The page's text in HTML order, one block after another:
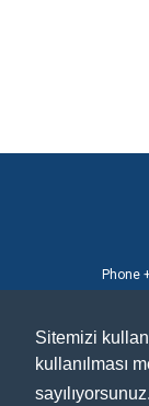
Sitemizi
kullanılması
sayılıyorsunuz.
Phone
Konya